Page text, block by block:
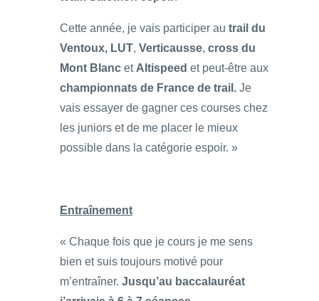
Cette année, je vais participer au trail du
Ventoux, LUT, Verticausse, cross du
Mont Blanc et Altispeed et peut-être aux
championnats de France de trail. Je
vais essayer de gagner ces courses chez
les juniors et de me placer le mieux
possible dans la catégorie espoir. »
Entraînement
« Chaque fois que je cours je me sens
bien et suis toujours motivé pour
m’entraîner. Jusqu’au baccalauréat